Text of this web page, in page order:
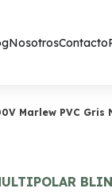
NosotrosContacto
Marlew PVC Gris